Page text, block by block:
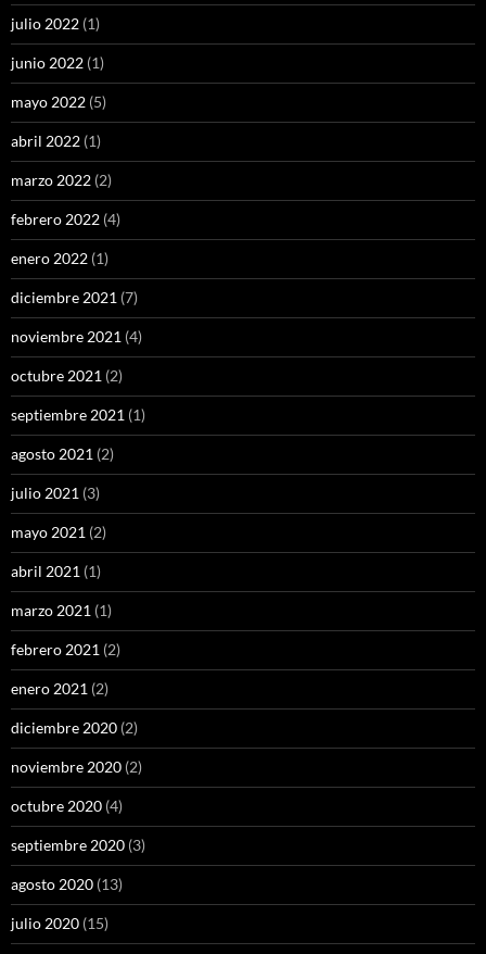
julio 2022 (1)
junio 2022 (1)
mayo 2022 (5)
abril 2022 (1)
marzo 2022 (2)
febrero 2022 (4)
enero 2022 (1)
diciembre 2021 (7)
noviembre 2021 (4)
octubre 2021 (2)
septiembre 2021 (1)
agosto 2021 (2)
julio 2021 (3)
mayo 2021 (2)
abril 2021 (1)
marzo 2021 (1)
febrero 2021 (2)
enero 2021 (2)
diciembre 2020 (2)
noviembre 2020 (2)
octubre 2020 (4)
septiembre 2020 (3)
agosto 2020 (13)
julio 2020 (15)